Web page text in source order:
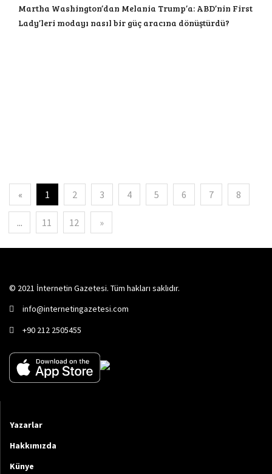
Martha Washington’dan Melania Trump’a: ABD’nin First
Lady’leri modayı nasıl bir güç aracına dönüştürdü?
« 1 2 3 4 5 6 7 8
... 11 12 »
© 2021 İnternetin Gazetesi. Tüm hakları saklıdır.
info@internetingazetesi.com
+90 212 2505455
Yazarlar
Hakkımızda
Künye